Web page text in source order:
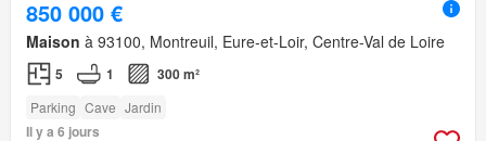
850 000 €
Maison à 93100, Montreuil, Eure-et-Loir, Centre-Val de Loire
5 1 300 m²
Parking Cave Jardin
Il y a 6 jours